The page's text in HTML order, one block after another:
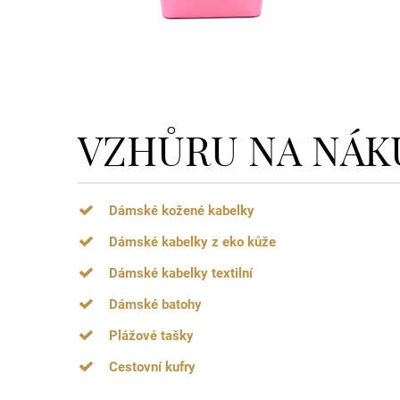
VZHŮRU NA
Dámské kožené kabelky
Dámské kabelky z eko kůže
Dámské kabelky textilní
Dámské batohy
Plážové tašky
Cestovní kufry